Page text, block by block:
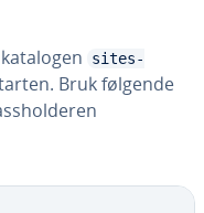
sites-
Bruk følgende